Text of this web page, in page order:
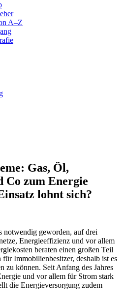
A–Z
Gas, Öl,
Co zum Energie
lohnt sich?
notwendig geworden, auf drei
Energieeffizienz und vor allem
beraten einen großen Teil
Immobilienbesitzer, deshalb ist es
zu können. Seit Anfang des Jahres
und vor allem für Strom stark
die Energieversorgung zudem